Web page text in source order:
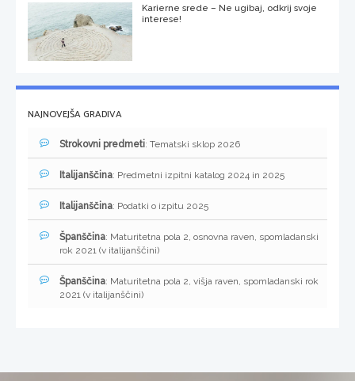
Karierne srede – Ne ugibaj, odkrij svoje
interese!
NAJNOVEJŠA GRADIVA
Strokovni predmeti: Tematski sklop 2026
Italijanščina: Predmetni izpitni katalog 2024 in 2025
Italijanščina: Podatki o izpitu 2025
Španščina: Maturitetna pola 2, osnovna raven, spomladanski
rok 2021 (v italijanščini)
Španščina: Maturitetna pola 2, višja raven, spomladanski rok
2021 (v italijanščini)